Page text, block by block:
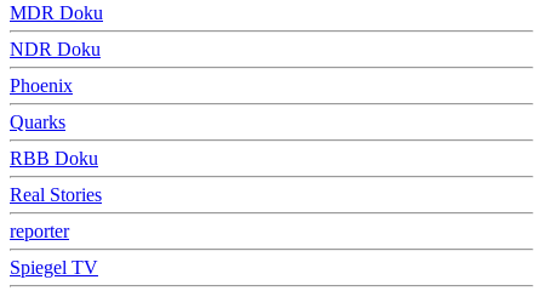
MDR Doku
NDR Doku
Phoenix
Quarks
RBB Doku
Real Stories
reporter
Spiegel TV